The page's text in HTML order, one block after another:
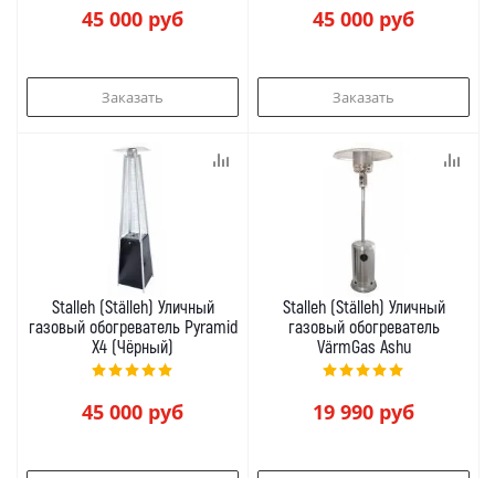
45 000 руб
Заказать
45 000 руб
Заказать
Stalleh (Ställeh) Уличный
газовый обогреватель Pyramid
X4 (Чёрный)
45 000 руб
Stalleh (Ställeh) Уличный
газовый обогреватель
VärmGas Ashu
19 990 руб